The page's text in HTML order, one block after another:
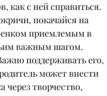
как с ней справиться.
покачайся на
приемлемым в
важным шагом.
поддерживать его,
может внести
через творчество,